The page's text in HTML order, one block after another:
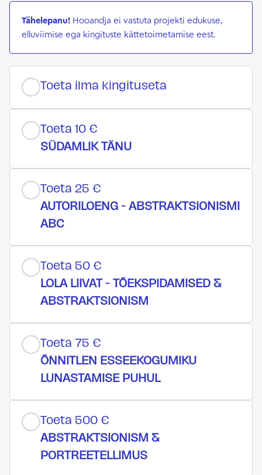
Tähelepanu! Hooandja ei vastuta projekti edukuse,
elluviimise ega kingituste kättetoimetamise eest.
Toeta ilma kingituseta
Toeta 10 €
SÜDAMLIK TÄNU
Toeta 25 €
AUTORILOENG - ABSTRAKTSIONISMI
ABC
Toeta 50 €
LOLA LIIVAT - TÕEKSPIDAMISED &
ABSTRAKTSIONISM
Toeta 75 €
ÕNNITLEN ESSEEKOGUMIKU
LUNASTAMISE PUHUL
Toeta 500 €
ABSTRAKTSIONISM &
PORTREETELLIMUS